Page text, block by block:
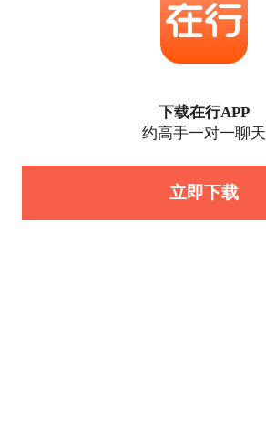
下载在行APP
约高手一对一聊天
立即下载